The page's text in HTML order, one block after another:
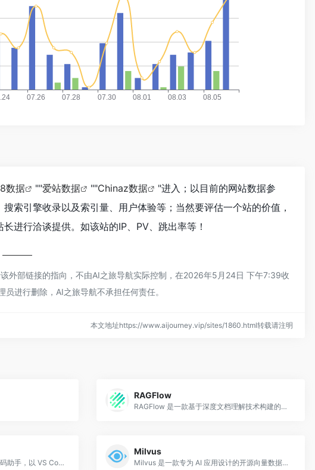
数据 ""爱站数据 ""Chinaz数据
"进入；以目前的网站数据参
索引擎收录以及索引量、用户体验等；当然要评估一个站的价值，
进行洽谈提供。如该站的IP、PV、跳出率等！
外部链接的指向，不由AI之旅导航实际控制，在2026年5月24日 下午7:39收
进行删除，AI之旅导航不承担任何责任。
本文地址https://www.aijourney.vip/sites/1860.html转载请注明
RAGFlow
RAGFlow 是一款基于深度文档理解技术构建的开源 RAG（检索增强生成）引擎，由 InfiniFlow 团队开发，使用 Python 语言实现。
Continue 是一款开源的 AI 代码助手，以 VS Code 和 JetBrains 插件形式提供，允许开发者将任意大语言模型（包括 Claude、GPT
Milvus
Milvus 是一款专为 AI 应用设计的开源向量数据库，由 Zilliz 主导开发，使用 Go 和 C++ 编写，是云原生、高性能向量相似度搜索领域的代表性项